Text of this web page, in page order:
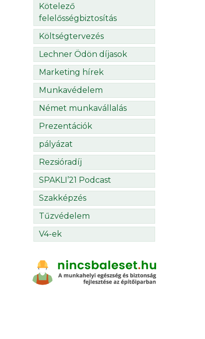
Kötelező
felelősségbiztosítás
Költségtervezés
Lechner Ödön díjasok
Marketing hírek
Munkavédelem
Német munkavállalás
Prezentációk
pályázat
Rezsióradíj
SPAKLI’21 Podcast
Szakképzés
Tűzvédelem
V4-ek